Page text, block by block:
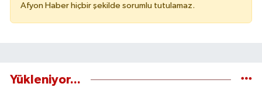
Afyon Haber hiçbir şekilde sorumlu tutulamaz.
Yükleniyor...